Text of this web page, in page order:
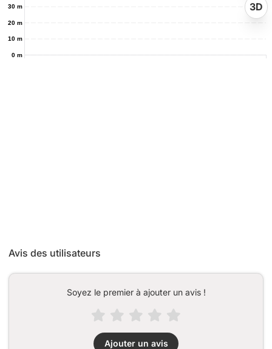
0 m
10 m
20 m
30 m 3D
Avis des utilisateurs
Soyez le premier à ajouter un avis !
Ajouter un avis